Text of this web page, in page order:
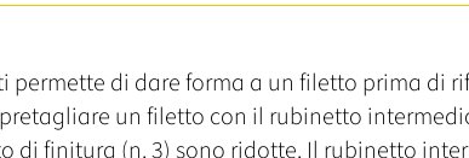
permette di dare forma a un filetto prima di
un filetto con il rubinetto
di finitura (n. 3) sono ridotte. Il rubinetto